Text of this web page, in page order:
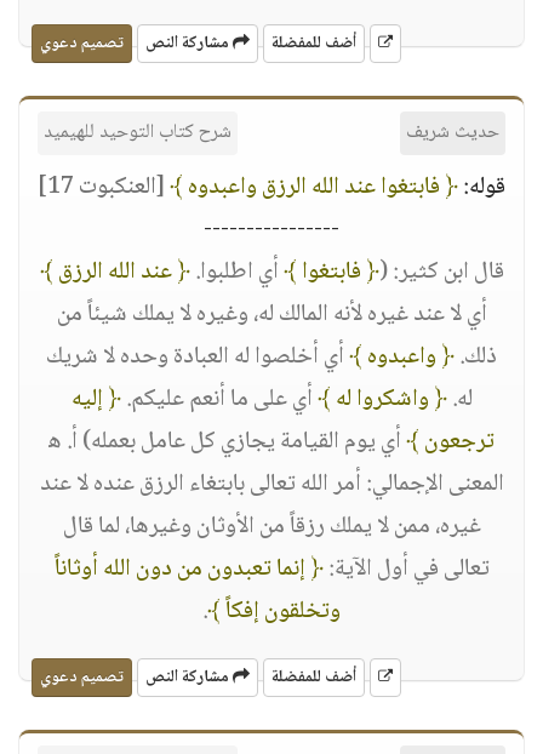
أضف للمفضلة مشاركة النص تصميم دعوي
حديث شريف شرح كتاب التوحيد للهيميد
قوله:﴿ فابتغوا عند الله الرزق واعبدوه ﴾[العنكبوت 17]
----------------
قال ابن كثير: (﴿ فابتغوا ﴾أي اطلبوا.﴿ عند الله الرزق ﴾
أي لا عند غيره لأنه المالك له، وغيره لا يملك شيئاً من
ذلك.﴿ واعبدوه ﴾أي أخلصوا له العبادة وحده لا شريك
له.﴿ واشكروا له ﴾أي على ما أنعم عليكم.﴿ إليه
ترجعون ﴾أي يوم القيامة يجازي كل عامل بعمله) أ. ﻫ
المعنى الإجمالي: أمر الله تعالى بابتغاء الرزق عنده لا عند
غيره، ممن لا يملك رزقاً من الأوثان وغيرها، لما قال
تعالى في أول الآية:﴿ إنما تعبدون من دون الله أوثاناً
وتخلقون إفكاً ﴾.
أضف للمفضلة مشاركة النص تصميم دعوي